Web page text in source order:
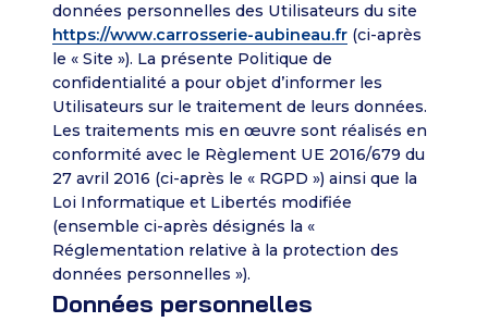
données personnelles des Utilisateurs du site
https://www.carrosserie-aubineau.fr (ci-après
le « Site »). La présente Politique de
confidentialité a pour objet d’informer les
Utilisateurs sur le traitement de leurs données.
Les traitements mis en œuvre sont réalisés en
conformité avec le Règlement UE 2016/679 du
27 avril 2016 (ci-après le « RGPD ») ainsi que la
Loi Informatique et Libertés modifiée
(ensemble ci-après désignés la «
Réglementation relative à la protection des
données personnelles »).
Données personnelles